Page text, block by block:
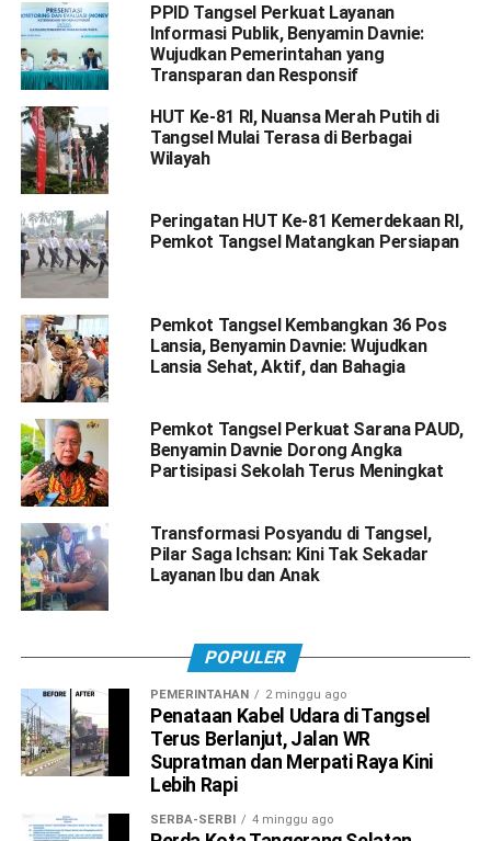
PPID Tangsel Perkuat Layanan
Informasi Publik, Benyamin Davnie:
Wujudkan Pemerintahan yang
Transparan dan Responsif
HUT Ke-81 RI, Nuansa Merah Putih di
Tangsel Mulai Terasa di Berbagai
Wilayah
Peringatan HUT Ke-81 Kemerdekaan RI,
Pemkot Tangsel Matangkan Persiapan
Pemkot Tangsel Kembangkan 36 Pos
Lansia, Benyamin Davnie: Wujudkan
Lansia Sehat, Aktif, dan Bahagia
Pemkot Tangsel Perkuat Sarana PAUD,
Benyamin Davnie Dorong Angka
Partisipasi Sekolah Terus Meningkat
Transformasi Posyandu di Tangsel,
Pilar Saga Ichsan: Kini Tak Sekadar
Layanan Ibu dan Anak
POPULER
PEMERINTAHAN 2 minggu ago
Penataan Kabel Udara di Tangsel
Terus Berlanjut, Jalan WR
Supratman dan Merpati Raya Kini
Lebih Rapi
SERBA-SERBI 4 minggu ago